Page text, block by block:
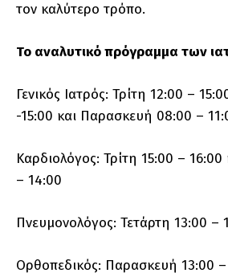
τον καλύτερο τρόπο.
Το αναλυτικό πρόγραμμα των
Γενικός Ιατρός: Τρίτη 12:00 –
-15:00 και Παρασκευή 08:00 –
Καρδιολόγος: Τρίτη 15:00 –
– 14:00
Πνευμονολόγος: Τετάρτη 13:00 –
Ορθοπεδικός: Παρασκευή 13:00